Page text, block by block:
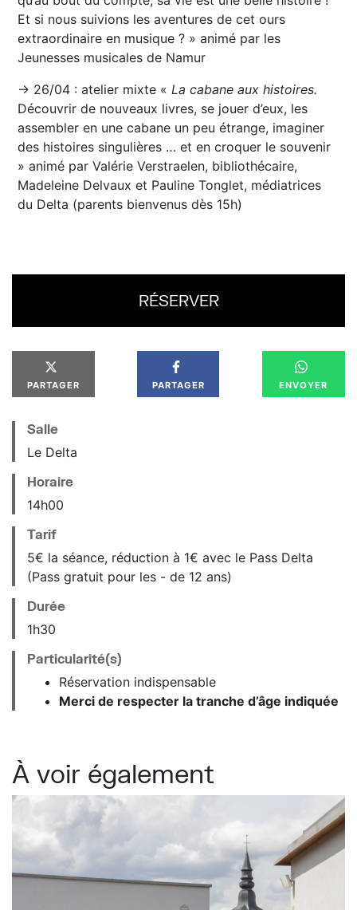
Et si nous suivions les aventures de cet ours
extraordinaire en musique ? » animé par les
Jeunesses musicales de Namur
→ 26/04 : atelier mixte « La cabane aux histoires.
Découvrir de nouveaux livres, se jouer d’eux, les
assembler en une cabane un peu étrange, imaginer
des histoires singulières … et en croquer le souvenir
» animé par Valérie Verstraelen, bibliothécaire,
Madeleine Delvaux et Pauline Tonglet, médiatrices
du Delta (parents bienvenus dès 15h)
RÉSERVER
PARTAGER PARTAGER ENVOYER
Salle
Le Delta
Horaire
14h00
Tarif
5€ la séance, réduction à 1€ avec le Pass Delta
(Pass gratuit pour les - de 12 ans)
Durée
1h30
Particularité(s)
Réservation indispensable
Merci de respecter la tranche d’âge indiquée
À voir également